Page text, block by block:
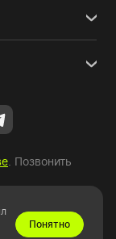
. Позвонить
Понятно